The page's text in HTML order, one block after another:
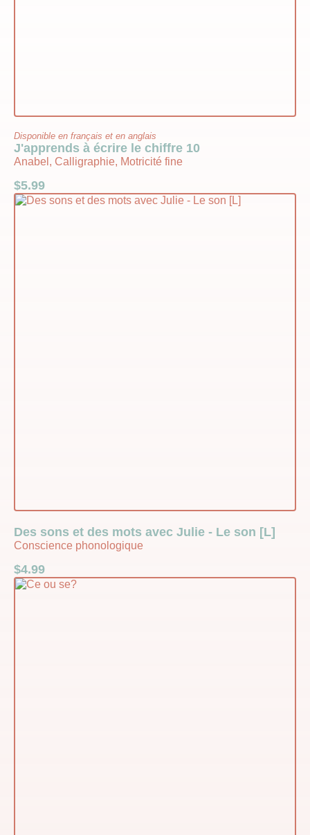
Disponible en français et en anglais
J'apprends à écrire le chiffre 10
Anabel, Calligraphie, Motricité fine
$5.99
Des sons et des mots avec Julie - Le son [L]
Conscience phonologique
$4.99